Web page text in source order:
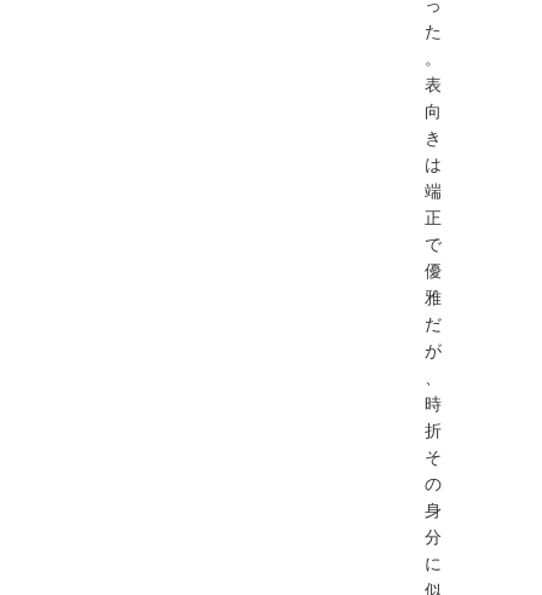
た
。
表
向
き
は
端
正
で
優
雅
だ
が
、
時
折
そ
の
身
分
に
似